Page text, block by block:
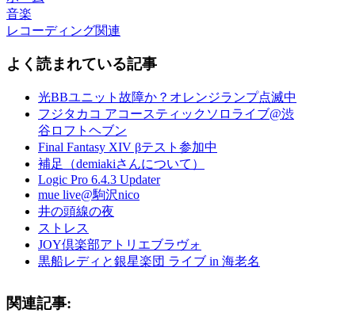
音楽
レコーディング関連
よく読まれている記事
光BBユニット故障か？オレンジランプ点滅中
フジタカコ アコースティックソロライブ@渋
谷ロフトヘブン
Final Fantasy XIV βテスト参加中
補足（demiakiさんについて）
Logic Pro 6.4.3 Updater
mue live@駒沢nico
井の頭線の夜
ストレス
JOY倶楽部アトリエブラヴォ
黒船レディと銀星楽団 ライブ in 海老名
関連記事: